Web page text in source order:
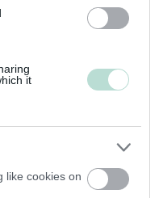
it
like cookies on